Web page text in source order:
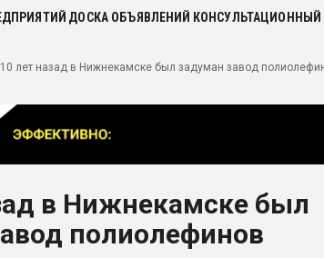
для
ДОСКА ОБЪЯВЛЕНИЙ КОНСУЛЬТАЦИОННЫЙ
10 лет назад в Нижнекамске был задуман завод
в Нижнекамске был
полиолефинов